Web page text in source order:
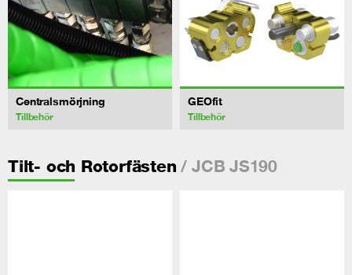
Centralsmörjning
Tillbehör
GEOfit
Tillbehör
Tilt- och Rotorfästen / JCB JS190